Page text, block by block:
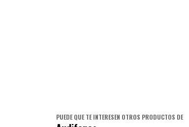
PUEDE QUE TE INTERESEN OTROS PRODUCTOS DE